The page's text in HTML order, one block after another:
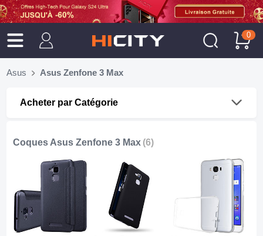
0
Asus Asus Zenfone 3 Max
Acheter par Catégorie
Coques Asus Zenfone 3 Max (6)